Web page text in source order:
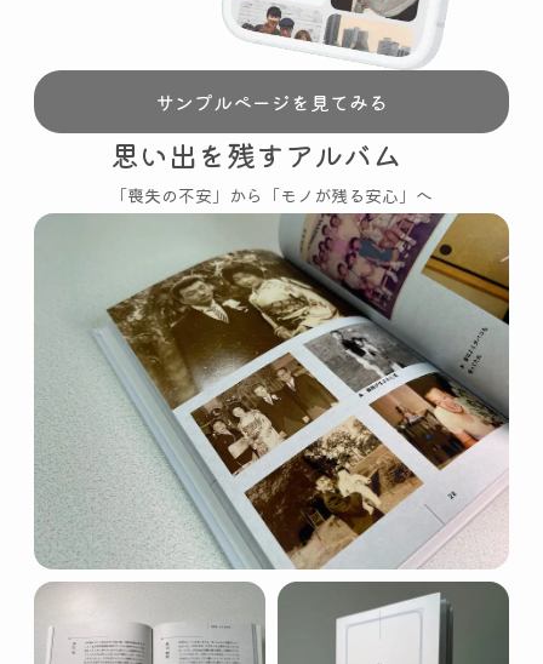
サンプルページを見てみる
思い出を残すアルバム
「喪失の不安」から「モノが残る安心」へ